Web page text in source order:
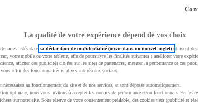
La qualité de votre expérience dépend de vos choix
listés dans sa déclaration de confidentialité (ouvre dans un nouvel onglet) utilisent des
votre mobile ou votre tablette, afin de poursuivre les finalités suivantes : améliorer votre
afficher des publicités ciblées sur les sites de partenaires, mesurer la performance de ces
offrir des fonctionnalités relatives aux réseaux sociaux.
nécessaires au fonctionnement du site et de nos services, et sont déposés automatiquement.
optimale, nous vous invitons à accepter les cookies de performance et/ou fonctionnels. En les
sur notre site. Sous réserve de votre consentement préalable, des cookies tiers (publicité et